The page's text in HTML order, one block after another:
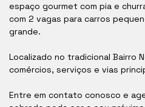
espaço gourmet com pia e
com 2 vagas para carros
grande.
Localizado no tradicional Bairro
comércios, serviços e vias
Entre em contato conosco e